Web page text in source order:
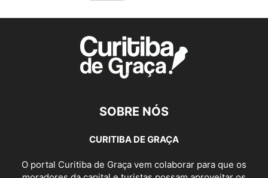
SOBRE NÓS
CURITIBA DE GRAÇA
O portal Curitiba de Graça vem colaborar para que os